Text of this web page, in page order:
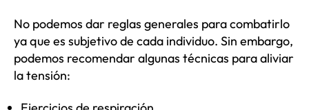
No podemos dar reglas generales para combatirlo
ya que es subjetivo de cada individuo. Sin embargo,
podemos recomendar algunas técnicas para aliviar
la tensión: